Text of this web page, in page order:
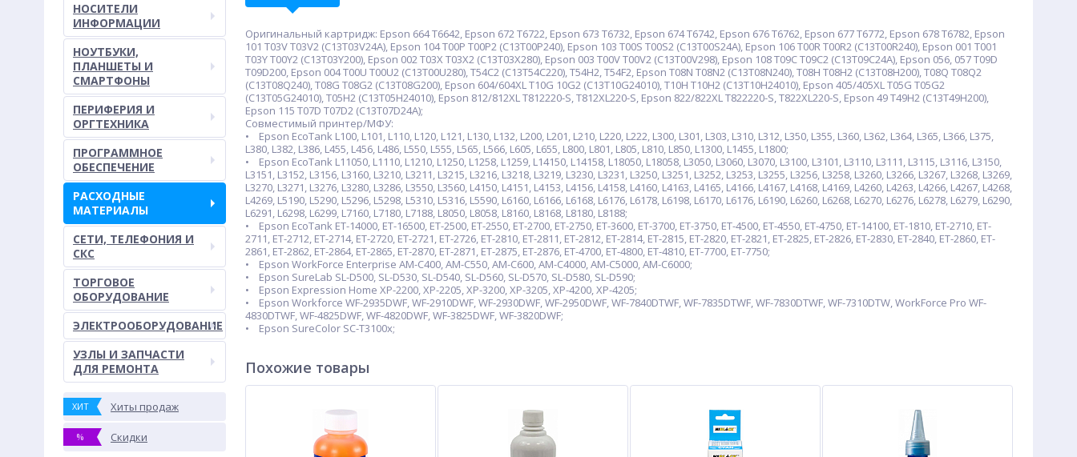
НОСИТЕЛИ
ИНФОРМАЦИИ
НОУТБУКИ,
ПЛАНШЕТЫ И
СМАРТФОНЫ
ПЕРИФЕРИЯ И
ОРГТЕХНИКА
ПРОГРАММНОЕ
ОБЕСПЕЧЕНИЕ
РАСХОДНЫЕ
МАТЕРИАЛЫ
СЕТИ, ТЕЛЕФОНИЯ И
СКС
ТОРГОВОЕ
ОБОРУДОВАНИЕ
ЭЛЕКТРООБОРУДОВАНИЕ
УЗЛЫ И ЗАПЧАСТИ
ДЛЯ РЕМОНТА
ХИТ Хиты продаж
% Скидки
Оригинальный картридж: Epson 664 T6642, Epson 672 T6722, Epson 673 T6732, Epson 674 T6742, Epson 676 T6762, Epson 677 T6772, Epson 678 T6782, Epson
101 T03V T03V2 (C13T03V24A), Epson 104 T00P T00P2 (C13T00P240), Epson 103 T00S T00S2 (C13T00S24A), Epson 106 T00R T00R2 (C13T00R240), Epson 001 T001
T03Y T00Y2 (C13T03Y200), Epson 002 T03X T03X2 (C13T03X280), Epson 003 T00V T00V2 (C13T00V298), Epson 108 T09C T09C2 (C13T09C24A), Epson 056, 057 T09D
T09D200, Epson 004 T00U T00U2 (C13T00U280), T54C2 (C13T54C220), T54H2, T54F2, Epson T08N T08N2 (C13T08N240), T08H T08H2 (C13T08H200), T08Q T08Q2
(C13T08Q240), T08G T08G2 (C13T08G200), Epson 604/604XL T10G 10G2 (C13T10G24010), T10H T10H2 (C13T10H24010), Epson 405/405XL T05G T05G2
(C13T05G24010), T05H2 (C13T05H24010), Epson 812/812XL T812220-S, T812XL220-S, Epson 822/822XL T822220-S, T822XL220-S, Epson 49 T49H2 (C13T49H200),
Epson 115 T07D T07D2 (C13T07D24A);
Совместимый принтер/МФУ:
• Epson EcoTank L100, L101, L110, L120, L121, L130, L132, L200, L201, L210, L220, L222, L300, L301, L303, L310, L312, L350, L355, L360, L362, L364, L365, L366, L375,
L380, L382, L386, L455, L456, L486, L550, L555, L565, L566, L605, L655, L800, L801, L805, L810, L850, L1300, L1455, L1800;
• Epson EcoTank L11050, L1110, L1210, L1250, L1258, L1259, L14150, L14158, L18050, L18058, L3050, L3060, L3070, L3100, L3101, L3110, L3111, L3115, L3116, L3150,
L3151, L3152, L3156, L3160, L3210, L3211, L3215, L3216, L3218, L3219, L3230, L3231, L3250, L3251, L3252, L3253, L3255, L3256, L3258, L3260, L3266, L3267, L3268, L3269,
L3270, L3271, L3276, L3280, L3286, L3550, L3560, L4150, L4151, L4153, L4156, L4158, L4160, L4163, L4165, L4166, L4167, L4168, L4169, L4260, L4263, L4266, L4267, L4268,
L4269, L5190, L5290, L5296, L5298, L5310, L5316, L5590, L6160, L6166, L6168, L6176, L6178, L6198, L6170, L6176, L6190, L6260, L6268, L6270, L6276, L6278, L6279, L6290,
L6291, L6298, L6299, L7160, L7180, L7188, L8050, L8058, L8160, L8168, L8180, L8188;
• Epson EcoTank ET-14000, ET-16500, ET-2500, ET-2550, ET-2700, ET-2750, ET-3600, ET-3700, ET-3750, ET-4500, ET-4550, ET-4750, ET-14100, ET-1810, ET-2710, ET-
2711, ET-2712, ET-2714, ET-2720, ET-2721, ET-2726, ET-2810, ET-2811, ET-2812, ET-2814, ET-2815, ET-2820, ET-2821, ET-2825, ET-2826, ET-2830, ET-2840, ET-2860, ET-
2861, ET-2862, ET-2864, ET-2865, ET-2870, ET-2871, ET-2875, ET-2876, ET-4700, ET-4800, ET-4810, ET-7700, ET-7750;
• Epson WorkForce Enterprise AM-C400, AM-C550, AM-C600, AM-C4000, AM-C5000, AM-C6000;
• Epson SureLab SL-D500, SL-D530, SL-D540, SL-D560, SL-D570, SL-D580, SL-D590;
• Epson Expression Home XP-2200, XP-2205, XP-3200, XP-3205, XP-4200, XP-4205;
• Epson Workforce WF-2935DWF, WF-2910DWF, WF-2930DWF, WF-2950DWF, WF-7840DTWF, WF-7835DTWF, WF-7830DTWF, WF-7310DTW, WorkForce Pro WF-
4830DTWF, WF-4825DWF, WF-4820DWF, WF-3825DWF, WF-3820DWF;
• Epson SureColor SC-T3100x;
Похожие товары